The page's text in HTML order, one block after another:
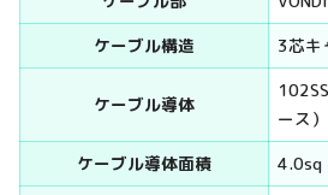
ケーブル構造
3芯キ
ケーブル導体
ース）
ケーブル導体面積
4.0sq